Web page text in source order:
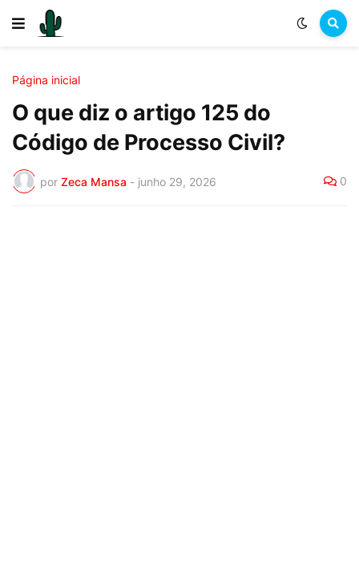
Página inicial
O que diz o artigo 125 do
Código de Processo Civil?
por Zeca Mansa - junho 29, 2026 0